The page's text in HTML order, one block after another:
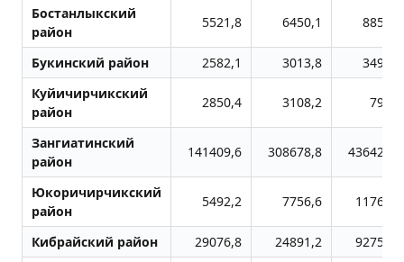
Бостанлыкский
район
5521,8 6450,1 8851,5
Букинский район 2582,1 3013,8
3492,0
Куйичирчикский
район
2850,4 3108,2 794,0
Зангиатинский
район
141409,6 308678,8 436420,3
Юкоричирчикский
район
5492,2 7756,6 11764,3
Кибрайский район 29076,8 24891,2
92751,4